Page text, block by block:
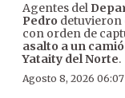
Agentes del
Pedro detuvieron
con orden de
asalto a un
Yataity del Norte.
Agosto 8, 2026 06:07